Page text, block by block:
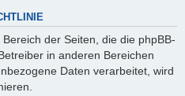
der Seiten, die die phpBB-
in anderen Bereichen
Daten verarbeitet, wird